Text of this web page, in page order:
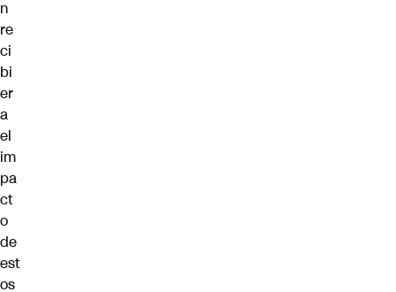
n
re
ci
bi
er
a
el
im
pa
ct
o
de
est
os